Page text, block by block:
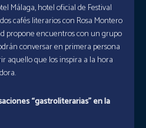
Málaga, hotel oficial de Festival
cafés literarios con Rosa Montero
propone encuentros con un grupo
conversar en primera persona
aquello que los inspira a la hora
“gastroliterarias” en la